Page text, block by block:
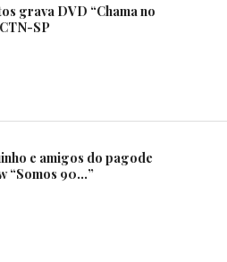
grava DVD “Chama no
SP
e amigos do pagode
“Somos 90…”